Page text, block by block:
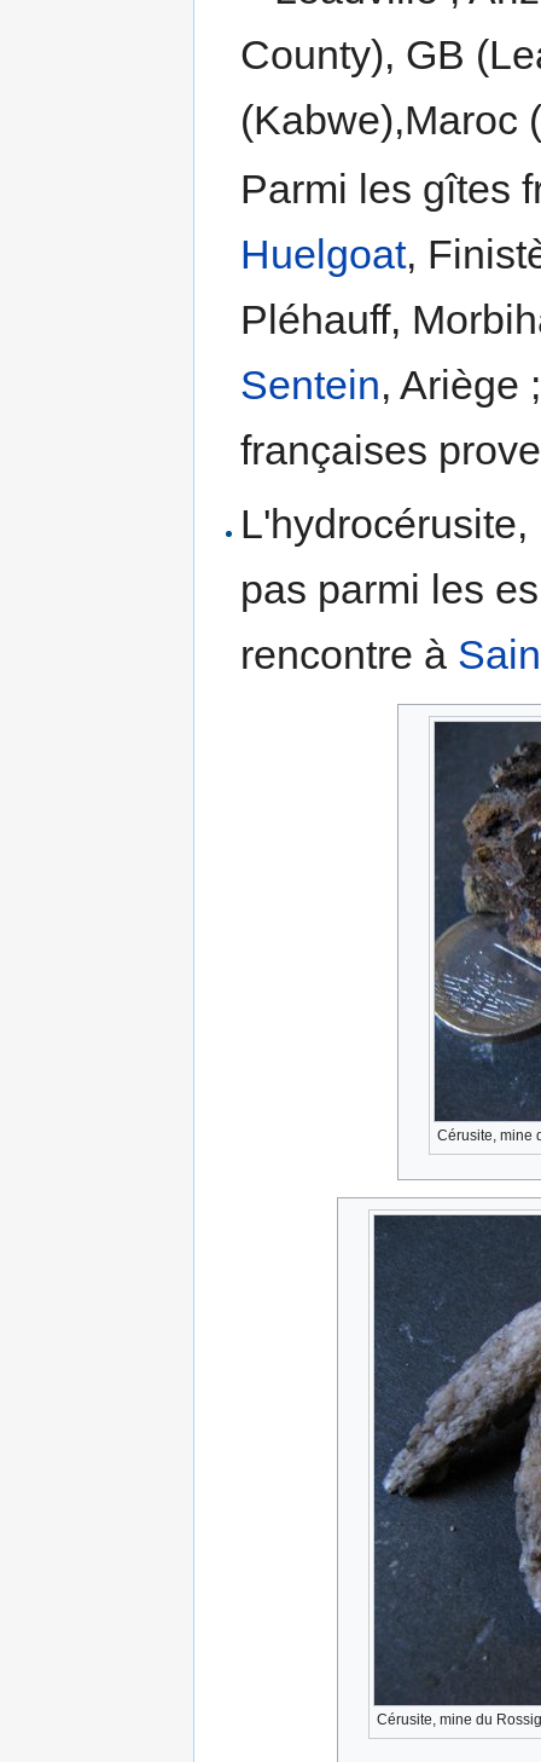
County), GB
(Kabwe),Maroc
Parmi les gîtes
Huelgoat,
Pléhauff,
Sentein, Ariège
françaises
L'hydrocérusite,
pas parmi les
rencontre à
Cérusite, mine
Cérusite, mine du